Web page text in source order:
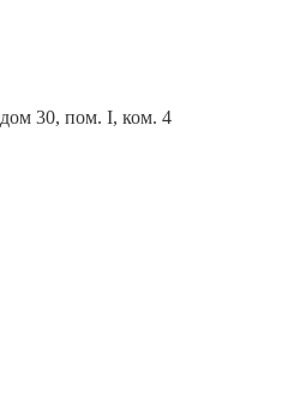
30, пом. I, ком. 4